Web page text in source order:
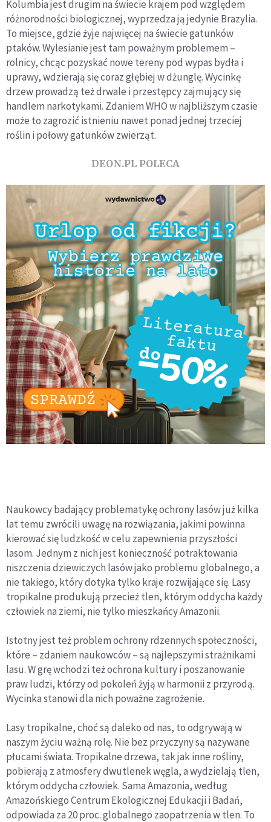
Kolumbia jest drugim na świecie krajem pod względem
różnorodności biologicznej, wyprzedza ją jedynie Brazylia.
To miejsce, gdzie żyje najwięcej na świecie gatunków
ptaków. Wylesianie jest tam poważnym problemem –
rolnicy, chcąc pozyskać nowe tereny pod wypas bydła i
uprawy, wdzierają się coraz głębiej w dżunglę. Wycinkę
drzew prowadzą też drwale i przestępcy zajmujący się
handlem narkotykami. Zdaniem WHO w najbliższym czasie
może to zagrozić istnieniu nawet ponad jednej trzeciej
roślin i połowy gatunków zwierząt.
DEON.PL POLECA
Naukowcy badający problematykę ochrony lasów już kilka
lat temu zwrócili uwagę na rozwiązania, jakimi powinna
kierować się ludzkość w celu zapewnienia przyszłości
lasom. Jednym z nich jest konieczność potraktowania
niszczenia dziewiczych lasów jako problemu globalnego, a
nie takiego, który dotyka tylko kraje rozwijające się. Lasy
tropikalne produkują przecież tlen, którym oddycha każdy
człowiek na ziemi, nie tylko mieszkańcy Amazonii.
Istotny jest też problem ochrony rdzennych społeczności,
które – zdaniem naukowców – są najlepszymi strażnikami
lasu. W grę wchodzi też ochrona kultury i poszanowanie
praw ludzi, którzy od pokoleń żyją w harmonii z przyrodą.
Wycinka stanowi dla nich poważne zagrożenie.
Lasy tropikalne, choć są daleko od nas, to odgrywają w
naszym życiu ważną rolę. Nie bez przyczyny są nazywane
płucami świata. Tropikalne drzewa, tak jak inne rośliny,
pobierają z atmosfery dwutlenek węgla, a wydzielają tlen,
którym oddycha człowiek. Sama Amazonia, według
Amazońskiego Centrum Ekologicznej Edukacji i Badań,
odpowiada za 20 proc. globalnego zaopatrzenia w tlen. To